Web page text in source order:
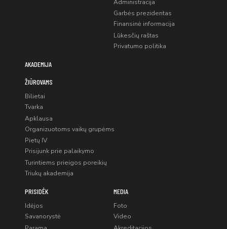
Administracija
Garbės prezidentas
Finansinė informacija
Lūkesčių raštas
Privatumo politika
AKADEMIJA
ŽIŪROVAMS
Bilietai
Tvarka
Apklausa
Organizuotoms vaikų grupėms
Pietų IV
Prisijunk prie palaikymo
Turintiems prieigos poreikių
Triukų akademija
PRISIDĖK
Idėjos
Savanorystė
MEDIA
Foto
Video